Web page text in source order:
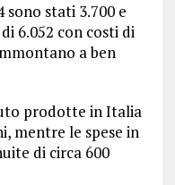
sono stati 3.700 e
6.052 con costi di
a ben
prodotte in Italia
mentre le spese in
di circa 600